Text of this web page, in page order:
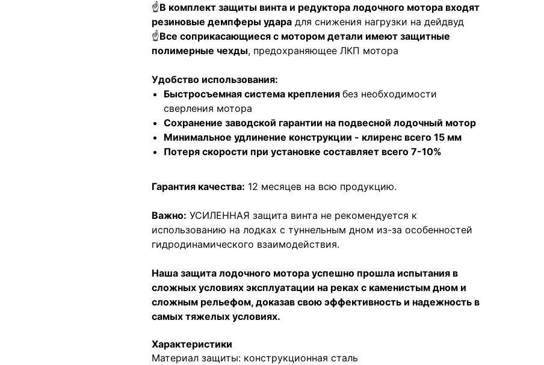
☝В комплект защиты винта и редуктора лодочного мотора входят
резиновые демпферы удара для снижения нагрузки на дейдвуд
☝Все соприкасающиеся с мотором детали имеют защитные
полимерные чехды, предохраняющее ЛКП мотора
Удобство использования:
Быстросъемная система крепления без необходимости
сверления мотора
Сохранение заводской гарантии на подвесной лодочный мотор
Минимальное удлинение конструкции - клиренс всего 15 мм
Потеря скорости при установке составляет всего 7-10%
Гарантия качества: 12 месяцев на всю продукцию.
Важно: УСИЛЕННАЯ защита винта не рекомендуется к
использованию на лодках с туннельным дном из-за особенностей
гидродинамического взаимодействия.
Наша защита лодочного мотора успешно прошла испытания в
сложных условиях эксплуатации на реках с каменистым дном и
сложным рельефом, доказав свою эффективность и надежность в
самых тяжелых условиях.
Характеристики
Материал защиты: конструкционная сталь